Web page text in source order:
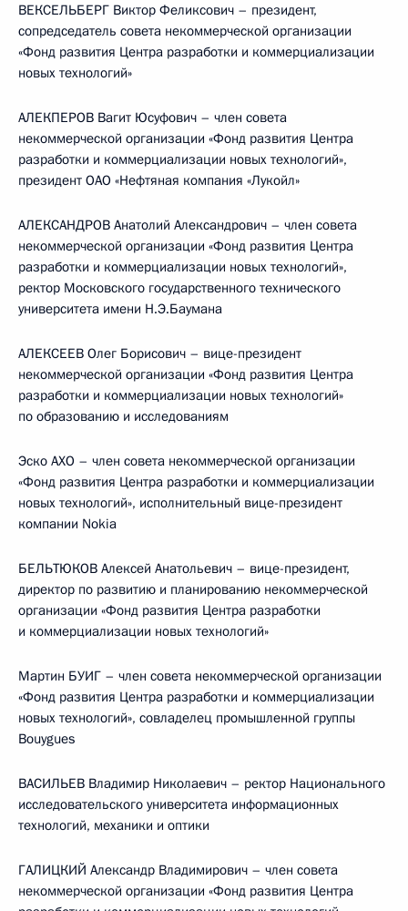
ВЕКСЕЛЬБЕРГ Виктор Феликсович – президент,
сопредседатель совета некоммерческой организации
«Фонд развития Центра разработки и коммерциализации
новых технологий»
АЛЕКПЕРОВ Вагит Юсуфович – член совета
некоммерческой организации «Фонд развития Центра
разработки и коммерциализации новых технологий»,
президент ОАО «Нефтяная компания «Лукойл»
АЛЕКСАНДРОВ Анатолий Александрович – член совета
некоммерческой организации «Фонд развития Центра
разработки и коммерциализации новых технологий»,
ректор Московского государственного технического
университета имени Н.Э.Баумана
АЛЕКСЕЕВ Олег Борисович – вице-президент
некоммерческой организации «Фонд развития Центра
разработки и коммерциализации новых технологий»
по образованию и исследованиям
Эско АХО – член совета некоммерческой организации
«Фонд развития Центра разработки и коммерциализации
новых технологий», исполнительный вице-президент
компании Nokia
БЕЛЬТЮКОВ Алексей Анатольевич – вице-президент,
директор по развитию и планированию некоммерческой
организации «Фонд развития Центра разработки
и коммерциализации новых технологий»
Мартин БУИГ – член совета некоммерческой организации
«Фонд развития Центра разработки и коммерциализации
новых технологий», совладелец промышленной группы
Bouygues
ВАСИЛЬЕВ Владимир Николаевич – ректор Национального
исследовательского университета информационных
технологий, механики и оптики
ГАЛИЦКИЙ Александр Владимирович – член совета
некоммерческой организации «Фонд развития Центра